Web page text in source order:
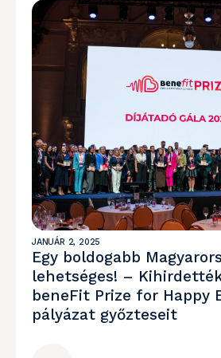
JANUÁR 2, 2025
Egy boldogabb
lehetséges! –
beneFit Prize for Happy
pályázat győzteseit